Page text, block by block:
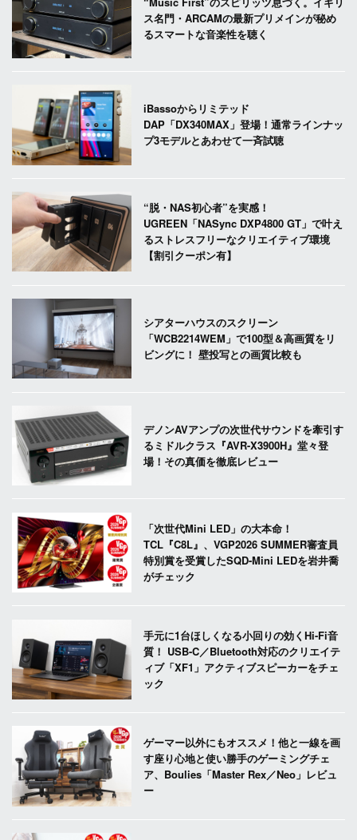
ス名門・ARCAMの最新プリメインが秘め
るスマートな音楽性を聴く
iBassoからリミテッド
DAP「DX340MAX」登場！通常ラインナッ
プ3モデルとあわせて一斉試聴
“脱・NAS初心者”を実感！
UGREEN「NASync DXP4800 GT」で叶え
るストレスフリーなクリエイティブ環境
【割引クーポン有】
シアターハウスのスクリーン
「WCB2214WEM」で100型＆高画質をリ
ビングに！ 壁投写との画質比較も
デノンAVアンプの次世代サウンドを牽引す
るミドルクラス『AVR-X3900H』堂々登
場！その真価を徹底レビュー
「次世代Mini LED」の大本命！
TCL『C8L』、VGP2026 SUMMER審査員
特別賞を受賞したSQD-Mini LEDを岩井喬
がチェック
手元に1台ほしくなる小回りの効くHi-Fi音
質！ USB-C／Bluetooth対応のクリエイテ
ィブ「XF1」アクティブスピーカーをチェ
ック
ゲーマー以外にもオススメ！他と一線を画
す座り心地と使い勝手のゲーミングチェ
ア、Boulies「Master Rex／Neo」レビュ
ー